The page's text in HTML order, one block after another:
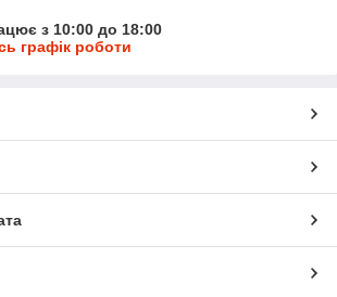
з 10:00 до 18:00
графік роботи